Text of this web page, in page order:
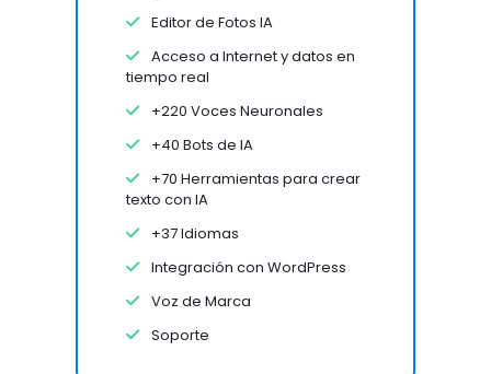
Editor de Fotos IA
Acceso a Internet y datos en
tiempo real
+220 Voces Neuronales
+40 Bots de IA
+70 Herramientas para crear
texto con IA
+37 Idiomas
Integración con WordPress
Voz de Marca
Soporte